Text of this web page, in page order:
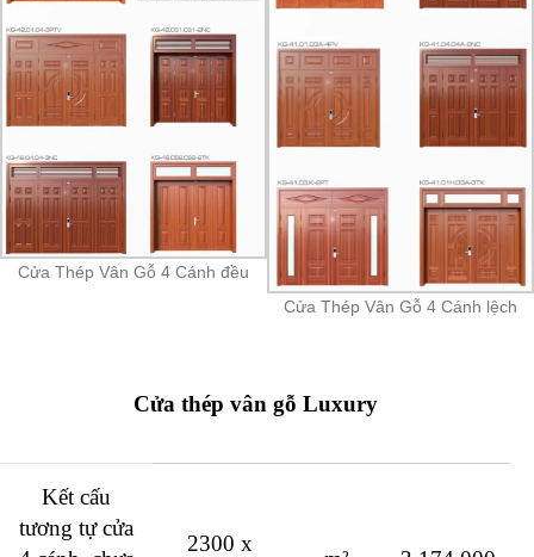
Cửa Thép Vân Gỗ 4 Cánh đều
Cửa Thép Vân Gỗ 4 Cánh lệch
Cửa thép vân gỗ Luxury
Kết cấu
tương tự cửa
2300 x